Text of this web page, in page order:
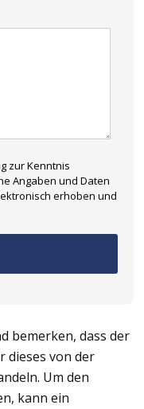
zur Kenntnis
Angaben und Daten
erhoben und
bemerken, dass der
dieses von der
Um den
kann ein